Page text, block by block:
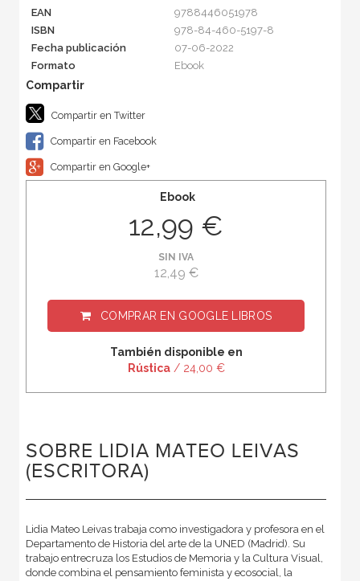
EAN
9788446051978
ISBN
978-84-460-5197-8
Fecha publicación
07-06-2022
Formato
Ebook
Compartir en Twitter
Compartir en Facebook
Compartir en Google+
Ebook
12,99 €
SIN IVA
12,49 €
COMPRAR EN GOOGLE LIBROS
También disponible en
Rústica/ 24,00 €
SOBRE LIDIA MATEO LEIVAS
(ESCRITORA)
Lidia Mateo Leivas trabaja como investigadora y profesora en el
Departamento de Historia del arte de la UNED (Madrid). Su
trabajo entrecruza los Estudios de Memoria y la Cultura Visual,
donde combina el pensamiento feminista y ecosocial, la